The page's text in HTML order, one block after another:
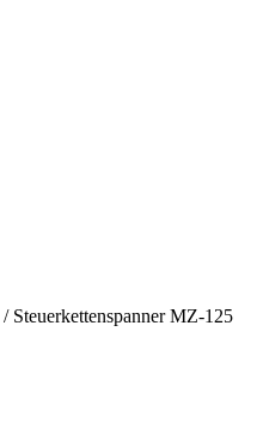
/ Steuerkettenspanner MZ-125